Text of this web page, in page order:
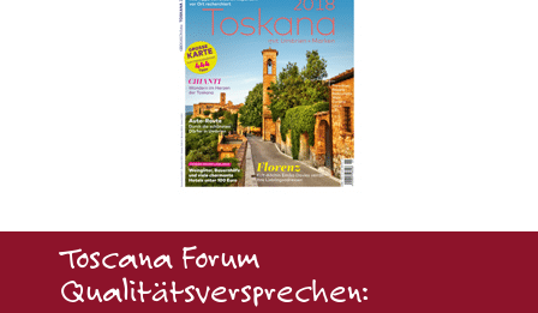
Toscana Forum
Qualitätsversprechen: